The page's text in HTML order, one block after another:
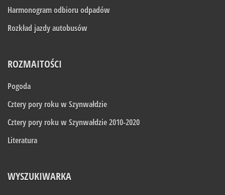
Harmonogram odbioru odpadów
Rozkład jazdy autobusów
ROZMAITOŚCI
Pogoda
Cztery pory roku w Szynwałdzie
Cztery pory roku w Szynwałdzie 2010-2020
Literatura
WYSZUKIWARKA